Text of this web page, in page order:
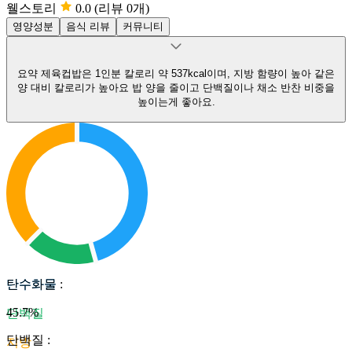
웰스토리 0.0 (리뷰 0개)
영양성분 음식 리뷰 커뮤니티
요약 제육컵밥은 1인분 칼로리 약 537kcal이며, 지방 함량이 높아 같은
양 대비 칼로리가 높아요 밥 양을 줄이고 단백질이나 채소 반찬 비중을
높이는게 좋아요.
탄수화물
단백질
지방
탄수화물 :
45.7%
단백질 :